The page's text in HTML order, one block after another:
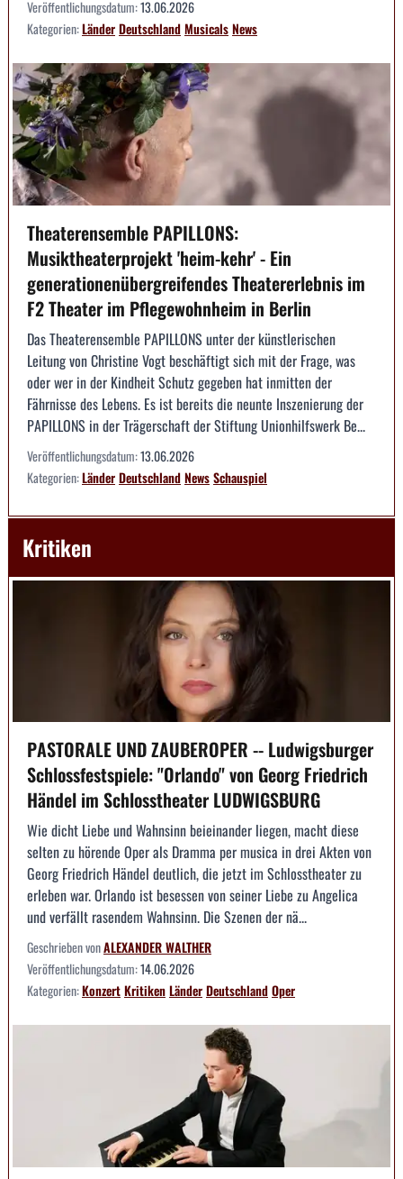
Veröffentlichungsdatum:13.06.2026
Kategorien:LänderDeutschlandMusicalsNews
Theaterensemble PAPILLONS:
Musiktheaterprojekt 'heim-kehr' - Ein
generationenübergreifendes Theatererlebnis im
F2 Theater im Pflegewohnheim in Berlin
Das Theaterensemble PAPILLONS unter der künstlerischen
Leitung von Christine Vogt beschäftigt sich mit der Frage, was
oder wer in der Kindheit Schutz gegeben hat inmitten der
Fährnisse des Lebens. Es ist bereits die neunte Inszenierung der
PAPILLONS in der Trägerschaft der Stiftung Unionhilfswerk Be...
Veröffentlichungsdatum:13.06.2026
Kategorien:LänderDeutschlandNewsSchauspiel
Kritiken
PASTORALE UND ZAUBEROPER -- Ludwigsburger
Schlossfestspiele: "Orlando" von Georg Friedrich
Händel im Schlosstheater LUDWIGSBURG
Wie dicht Liebe und Wahnsinn beieinander liegen, macht diese
selten zu hörende Oper als Dramma per musica in drei Akten von
Georg Friedrich Händel deutlich, die jetzt im Schlosstheater zu
erleben war. Orlando ist besessen von seiner Liebe zu Angelica
und verfällt rasendem Wahnsinn. Die Szenen der nä...
Geschrieben vonALEXANDER WALTHER
Veröffentlichungsdatum:14.06.2026
Kategorien:KonzertKritikenLänderDeutschlandOper